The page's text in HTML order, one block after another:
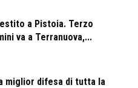
a Pistoia. Terzo
va a Terranuova,...
miglior difesa di tutta la